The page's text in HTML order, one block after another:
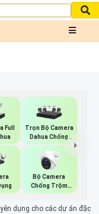
Full
Trọn Bộ Camera
Dahua Chống
Trộm
Bộ Camera
Chống Trộm
Hikvision
dụng cho các dự án đặc